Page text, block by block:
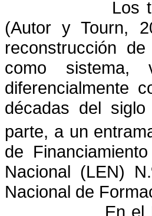
Los
(Autor y Tourn,
reconstrucción
como sistema,
diferencialmente
décadas del
parte, a un
de
Nacional (LEN)
Nacional de
En el